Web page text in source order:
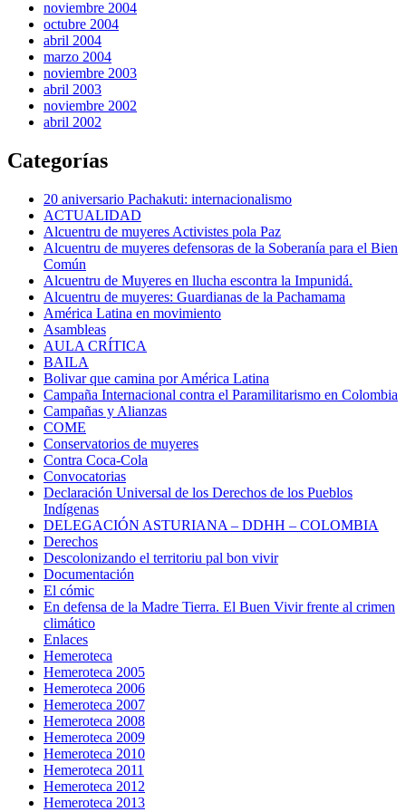
noviembre 2004
octubre 2004
abril 2004
marzo 2004
noviembre 2003
abril 2003
noviembre 2002
abril 2002
Categorías
20 aniversario Pachakuti: internacionalismo
ACTUALIDAD
Alcuentru de muyeres Activistes pola Paz
Alcuentru de muyeres defensoras de la Soberanía para el Bien
Común
Alcuentru de Muyeres en llucha escontra la Impunidá.
Alcuentru de muyeres: Guardianas de la Pachamama
América Latina en movimiento
Asambleas
AULA CRÍTICA
BAILA
Bolivar que camina por América Latina
Campaña Internacional contra el Paramilitarismo en Colombia
Campañas y Alianzas
COME
Conservatorios de muyeres
Contra Coca-Cola
Convocatorias
Declaración Universal de los Derechos de los Pueblos
Indígenas
DELEGACIÓN ASTURIANA – DDHH – COLOMBIA
Derechos
Descolonizando el territoriu pal bon vivir
Documentación
El cómic
En defensa de la Madre Tierra. El Buen Vivir frente al crimen
climático
Enlaces
Hemeroteca
Hemeroteca 2005
Hemeroteca 2006
Hemeroteca 2007
Hemeroteca 2008
Hemeroteca 2009
Hemeroteca 2010
Hemeroteca 2011
Hemeroteca 2012
Hemeroteca 2013